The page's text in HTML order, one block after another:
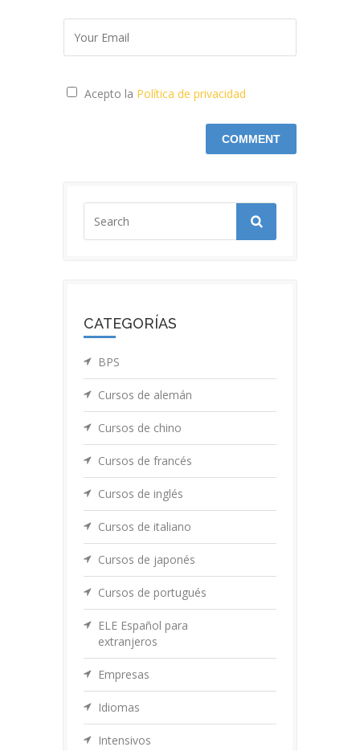
Acepto la Política de privacidad
CATEGORÍAS
BPS
Cursos de alemán
Cursos de chino
Cursos de francés
Cursos de inglés
Cursos de italiano
Cursos de japonés
Cursos de portugués
ELE Español para
extranjeros
Empresas
Idiomas
Intensivos